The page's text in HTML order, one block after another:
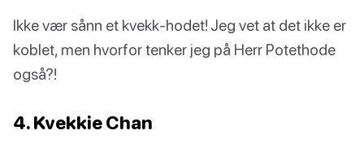
Ikke vær sånn et kvekk-hodet! Jeg vet at det ikke er
koblet, men hvorfor tenker jeg på Herr Potethode
også?!
4. Kvekkie Chan